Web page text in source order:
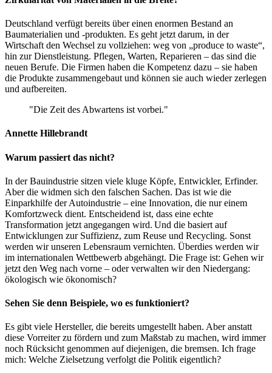
Deutschland verfügt bereits über einen enormen Bestand an
Baumaterialien und -produkten. Es geht jetzt darum, in der
Wirtschaft den Wechsel zu vollziehen: weg von „produce to waste“,
hin zur Dienstleistung. Pflegen, Warten, Reparieren – das sind die
neuen Berufe. Die Firmen haben die Kompetenz dazu – sie haben
die Produkte zusammengebaut und können sie auch wieder zerlegen
und aufbereiten.
Die Zeit des Abwartens ist vorbei.
Annette Hillebrandt
Warum passiert das nicht?
In der Bauindustrie sitzen viele kluge Köpfe, Entwickler, Erfinder.
Aber die widmen sich den falschen Sachen. Das ist wie die
Einparkhilfe der Autoindustrie – eine Innovation, die nur einem
Komfortzweck dient. Entscheidend ist, dass eine echte
Transformation jetzt angegangen wird. Und die basiert auf
Entwicklungen zur Suffizienz, zum Reuse und Recycling. Sonst
werden wir unseren Lebensraum vernichten. Überdies werden wir
im internationalen Wettbewerb abgehängt. Die Frage ist: Gehen wir
jetzt den Weg nach vorne – oder verwalten wir den Niedergang:
ökologisch wie ökonomisch?
Sehen Sie denn Beispiele, wo es funktioniert?
Es gibt viele Hersteller, die bereits umgestellt haben. Aber anstatt
diese Vorreiter zu fördern und zum Maßstab zu machen, wird immer
noch Rücksicht genommen auf diejenigen, die bremsen. Ich frage
mich: Welche Zielsetzung verfolgt die Politik eigentlich?